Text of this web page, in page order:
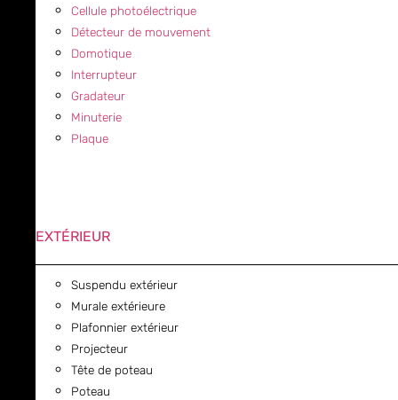
Cellule photoélectrique
Détecteur de mouvement
Domotique
Interrupteur
Gradateur
Minuterie
Plaque
EXTÉRIEUR
Suspendu extérieur
Murale extérieure
Plafonnier extérieur
Projecteur
Tête de poteau
Poteau